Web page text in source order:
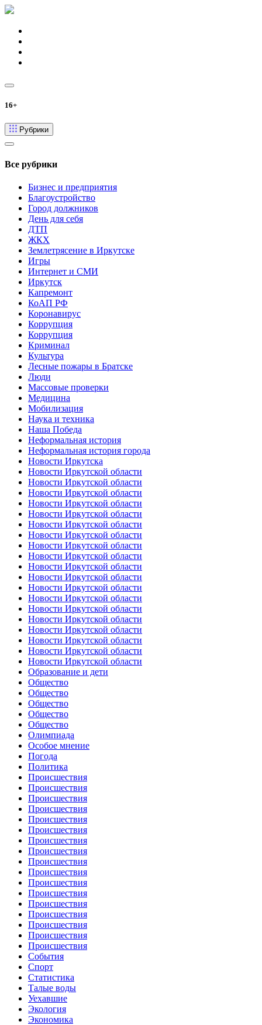
16+
Рубрики
Все рубрики
Бизнес и предприятия
Благоустройство
Город должников
День для себя
ДТП
ЖКХ
Землетрясение в Иркутске
Игры
Интернет и СМИ
Иркутск
Капремонт
КоАП РФ
Коронавирус
Коррупция
Коррупция
Криминал
Культура
Лесные пожары в Братске
Люди
Массовые проверки
Медицина
Мобилизация
Наука и техника
Наша Победа
Неформальная история
Неформальная история города
Новости Иркутска
Новости Иркутской области
Новости Иркутской области
Новости Иркутской области
Новости Иркутской области
Новости Иркутской области
Новости Иркутской области
Новости Иркутской области
Новости Иркутской области
Новости Иркутской области
Новости Иркутской области
Новости Иркутской области
Новости Иркутской области
Новости Иркутской области
Новости Иркутской области
Новости Иркутской области
Новости Иркутской области
Новости Иркутской области
Новости Иркутской области
Новости Иркутской области
Образование и дети
Общество
Общество
Общество
Общество
Общество
Олимпиада
Особое мнение
Погода
Политика
Происшествия
Происшествия
Происшествия
Происшествия
Происшествия
Происшествия
Происшествия
Происшествия
Происшествия
Происшествия
Происшествия
Происшествия
Происшествия
Происшествия
Происшествия
Происшествия
Происшествия
События
Спорт
Статистика
Талые воды
Уехавшие
Экология
Экономика